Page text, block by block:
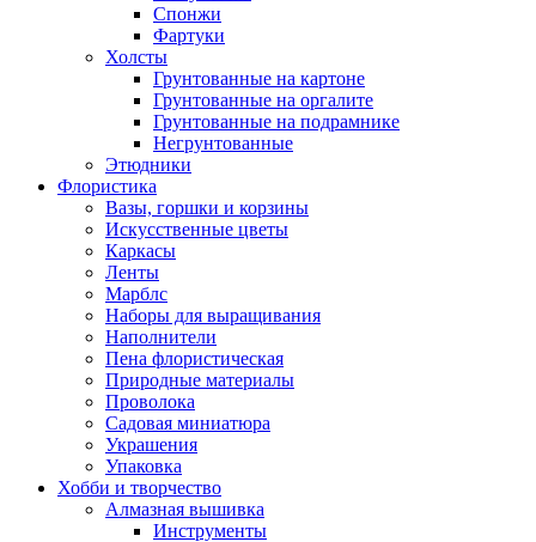
Спонжи
Фартуки
Холсты
Грунтованные на картоне
Грунтованные на оргалите
Грунтованные на подрамнике
Негрунтованные
Этюдники
Флористика
Вазы, горшки и корзины
Искусственные цветы
Каркасы
Ленты
Марблс
Наборы для выращивания
Наполнители
Пена флористическая
Природные материалы
Проволока
Садовая миниатюра
Украшения
Упаковка
Хобби и творчество
Алмазная вышивка
Инструменты